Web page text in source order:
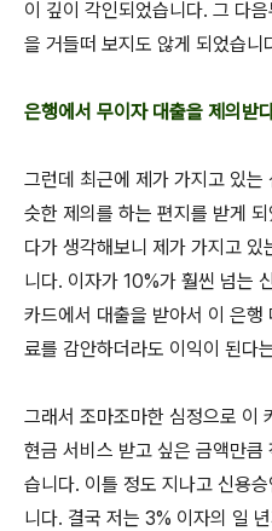
이 깊이 각인되었습니다. 그 다
을 거들떠 보지도 않게 되었습니
은행에서 무이자 대출을 제의받
그런데 최근에 제가 가지고 있는
슷한 제의를 하는 편지를 받게
다가 생각해보니 제가 가지고
니다. 이자가 10%가 훨씬 넘는
카드에서 대출을 받아서 이 은
료를 감안하더라도 이익이 된다
그래서 조마조마한 심정으로 이
현금 서비스 받고 싶은 금액만
습니다. 이틀 정도 지나고 신용
니다. 결국 저는 3% 이자의 일